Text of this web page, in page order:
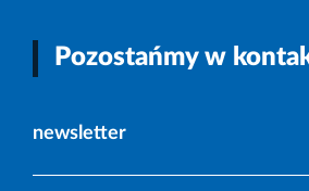
Pozostańmy w
newsletter